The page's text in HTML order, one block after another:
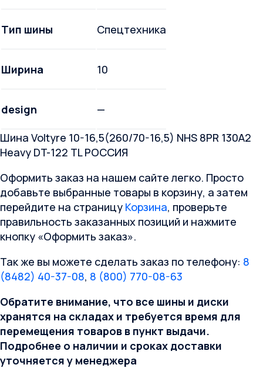
Тип шины Спецтехника
Ширина 10
design
—
Шина Voltyre 10-16,5(260/70-16,5) NHS 8PR 130A2
Heavy DT-122 TL РОССИЯ
Оформить заказ на нашем сайте легко. Просто
добавьте выбранные товары в корзину, а затем
перейдите на страницу Корзина, проверьте
правильность заказанных позиций и нажмите
кнопку «Оформить заказ».
Так же вы можете сделать заказ по телефону: 8
(8482) 40-37-08, 8 (800) 770-08-63
Обратите внимание, что все шины и диски
хранятся на складах и требуется время для
перемещения товаров в пункт выдачи.
Подробнее о наличии и сроках доставки
уточняется у менеджера